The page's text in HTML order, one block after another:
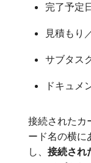
完了予定
見積もり
サブタス
ドキュメ
接続されたカ
ード名の横に
し、 接続され